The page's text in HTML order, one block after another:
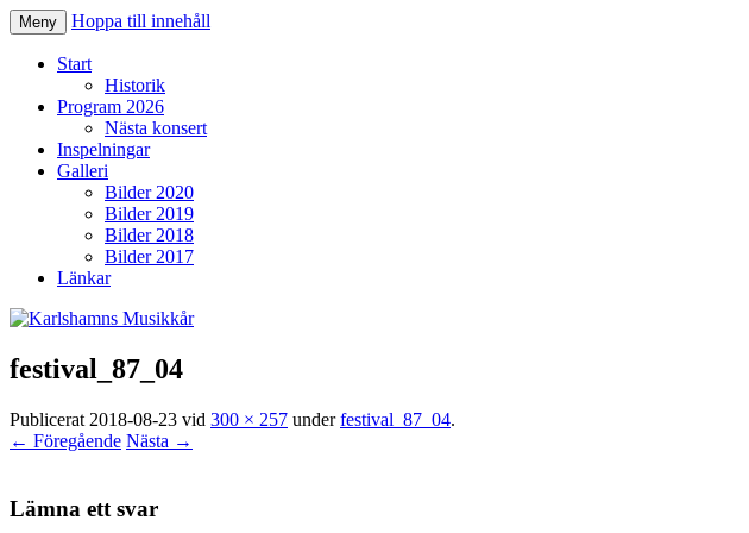
Karlshamns Musikkår
Meny Hoppa till innehåll
Start
Historik
Program 2026
Nästa konsert
Inspelningar
Galleri
Bilder 2020
Bilder 2019
Bilder 2018
Bilder 2017
Länkar
festival_87_04
Publicerat 2018-08-23 vid 300 × 257 underfestival_87_04.
← Föregående Nästa →
Lämna ett svar